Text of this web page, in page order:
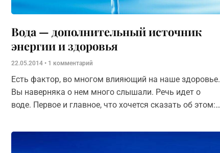
Вода — дополнительный источник
энергии и здоровья
22.05.2014 1 комментарий
Есть фактор, во многом влияющий на наше здоровье.
Вы наверняка о нем много слышали. Речь идет о
воде. Первое и главное, что хочется сказать об этом: